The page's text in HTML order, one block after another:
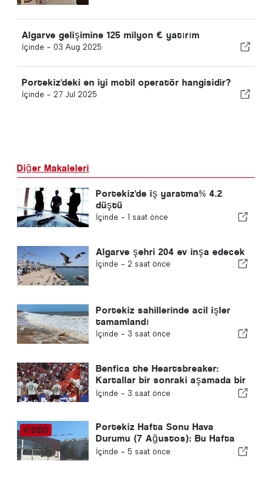
Algarve gelişimine 125 milyon € yatırım
İçinde - 03 Aug 2025
Portekiz'deki en iyi mobil operatör hangisidir?
İçinde - 27 Jul 2025
Diğer Makaleleri
Portekiz'de iş yaratma% 4.2
düştü
İçinde - 1 saat önce
Algarve şehri 204 ev inşa edecek
İçinde - 2 saat önce
Portekiz sahillerinde acil işler
tamamlandı
İçinde - 3 saat önce
Benfica the Heartsbreaker:
Kartallar bir sonraki aşamada bir
ayağıyla Edinburgh'a gidiyor
İçinde - 3 saat önce
Portekiz Hafta Sonu Hava
Durumu (7 Ağustos): Bu Hafta
Sonu Portekiz'de Ne Beklenmeli
İçinde - 5 saat önce